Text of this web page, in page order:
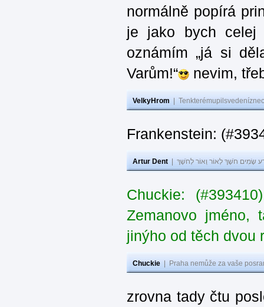
normálně popírá
je jako bych celej
oznámím „já si
Varům!“
nevim,
VelkyHrom
Frankenstein:
Artur Dent שָׂמִים חֹשֶׁךְ לְאוֹר וְאוֹר לְחֹשֶׁךְ
Chuckie:
Zemanovo jméno,
jinýho od těch dvou
Chuckie Praha nemůže za vaše
zrovna tady čtu